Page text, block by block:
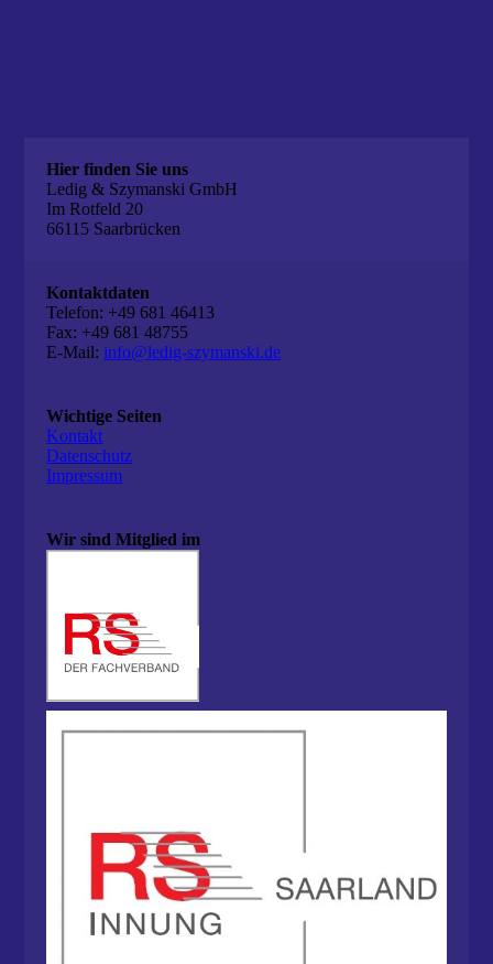
Hier finden Sie uns
Ledig & Szymanski GmbH
Im Rotfeld 20
66115 Saarbrücken
Kontaktdaten
Telefon: +49 681 46413
Fax: +49 681 48755
E-Mail: info@ledig-szymanski.de
Wichtige Seiten
Kontakt
Datenschutz
Impressum
Wir sind Mitglied im